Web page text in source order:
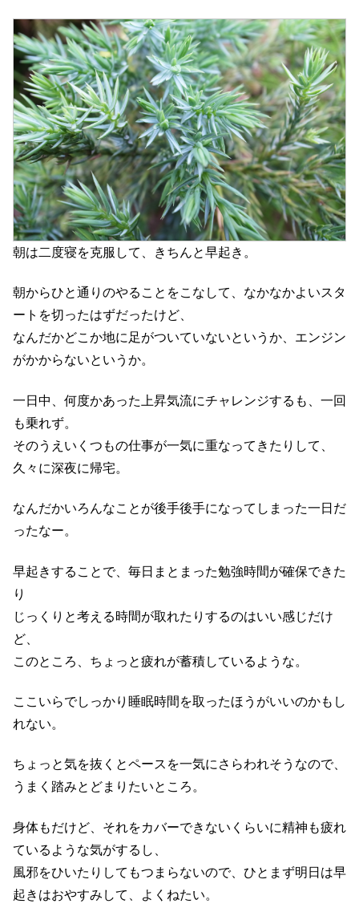
朝は二度寝を克服して、きちんと早起き。
朝からひと通りのやることをこなして、なかなかよいスタ
ートを切ったはずだったけど、
なんだかどこか地に足がついていないというか、エンジン
がかからないというか。
一日中、何度かあった上昇気流にチャレンジするも、一回
も乗れず。
そのうえいくつもの仕事が一気に重なってきたりして、
久々に深夜に帰宅。
なんだかいろんなことが後手後手になってしまった一日だ
ったなー。
早起きすることで、毎日まとまった勉強時間が確保できた
り
じっくりと考える時間が取れたりするのはいい感じだけ
ど、
このところ、ちょっと疲れが蓄積しているような。
ここいらでしっかり睡眠時間を取ったほうがいいのかもし
れない。
ちょっと気を抜くとペースを一気にさらわれそうなので、
うまく踏みとどまりたいところ。
身体もだけど、それをカバーできないくらいに精神も疲れ
ているような気がするし、
風邪をひいたりしてもつまらないので、ひとまず明日は早
起きはおやすみして、よくねたい。